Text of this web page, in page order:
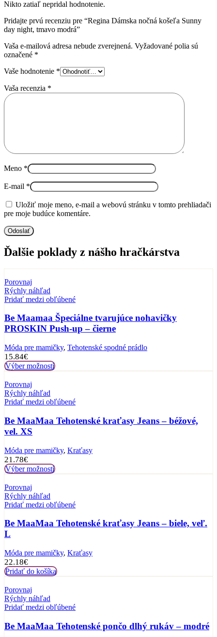
Nikto zatiaľ nepridal hodnotenie.
Pridajte prvú recenziu pre “Regina Dámska nočná košeľa Sunny
day night, tmavo modrá”
Vaša e-mailová adresa nebude zverejnená. Vyžadované polia sú
označené *
Vaše hodnotenie *
Vaša recenzia *
Meno *
E-mail *
Uložiť moje meno, e-mail a webovú stránku v tomto prehliadači
pre moje budúce komentáre.
Ďalšie poklady z nášho hračkárstva
Porovnaj
Rýchly náhľad
Pridať medzi obľúbené
Be Maamaa Špeciálne tvarujúce nohavičky
PROSKIN Push-up – čierne
Móda pre mamičky, Tehotenské spodné prádlo
15.84€
Výber možností
Porovnaj
Rýchly náhľad
Pridať medzi obľúbené
Be MaaMaa Tehotenské kraťasy Jeans – béžové,
vel. XS
Móda pre mamičky, Kraťasy
21.78€
Výber možností
Porovnaj
Rýchly náhľad
Pridať medzi obľúbené
Be MaaMaa Tehotenské kraťasy Jeans – biele, veľ.
L
Móda pre mamičky, Kraťasy
22.18€
Pridať do košíka
Porovnaj
Rýchly náhľad
Pridať medzi obľúbené
Be MaaMaa Tehotenské pončo dlhý rukáv – modré